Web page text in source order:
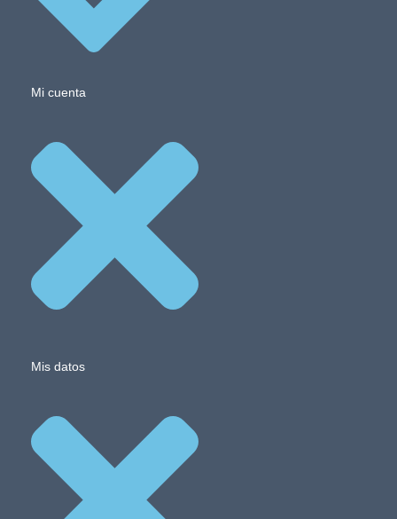
Mi cuenta
Mis datos